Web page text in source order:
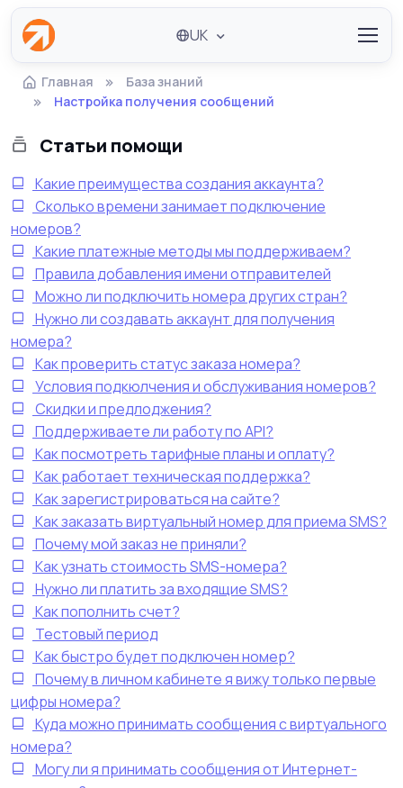
UK
Главная
База знаний
Настройка получения сообщений
Статьи помощи
Какие преимущества создания аккаунта?
Сколько времени занимает подключение
номеров?
Какие платежные методы мы поддерживаем?
Правила добавления имени отправителей
Можно ли подключить номера других стран?
Нужно ли создавать аккаунт для получения
номера?
Как проверить статус заказа номера?
Условия подкюлчения и обслуживания номеров?
Скидки и предлоджения?
Поддерживаете ли работу по API?
Как посмотреть тарифные планы и оплату?
Как работает техническая поддержка?
Как зарегистрироваться на сайте?
Как заказать виртуальный номер для приема SMS?
Почему мой заказ не приняли?
Как узнать стоимость SMS-номера?
Нужно ли платить за входящие SMS?
Как пополнить счет?
Тестовый период
Как быстро будет подключен номер?
Почему в личном кабинете я вижу только первые
цифры номера?
Куда можно принимать сообщения с виртуального
номера?
Могу ли я принимать сообщения от Интернет-